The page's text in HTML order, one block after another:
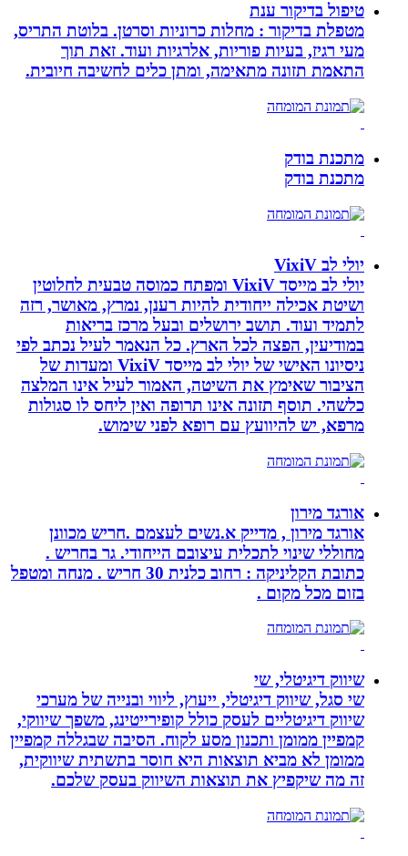
טיפול בדיקור ענת
מטפלת בדיקור : מחלות כרוניות וסרטן. בלוטת התריס,
מעי רגיז, בעיות פוריות, אלרגיות ועוד. זאת תוך
התאמת תזונה מתאימה, ומתן כלים לחשיבה חיובית.
מתכנת בודק
מתכנת בודק
יולי לב VixiV
יולי לב מייסד VixiV ומפתח כמוסה טבעית לחלוטין
ושיטת אכילה ייחודית להיות רענן, נמרץ, מאושר, רזה
לתמיד ועוד. תושב ירושלים ובעל מרכז בריאות
במודיעין, הפצה לכל הארץ. כל הנאמר לעיל נכתב לפי
ניסיונו האישי של יולי לב מייסד VixiV ומעדות של
הציבור שאימץ את השיטה, האמור לעיל אינו המלצה
כלשהי. תוסף תזונה אינו תרופה ואין ליחס לו סגולות
מרפא, יש להיוועץ עם רופא לפני שימוש.
אורגד מירון
אורגד מירון , מדייק א.נשים לעצמם .חריש מכוונן
מחוללי שינוי לתכלית עיצובם הייחודי. גר בחריש .
כתובת הקליניקה : רחוב כלנית 30 חריש . מנחה ומטפל
בזום מכל מקום .
שיווק דיגיטלי, שי
שי סגל, שיווק דיגיטלי, ייעוץ, ליווי ובנייה של מערכי
שיווק דיגיטליים לעסק כולל קופירייטינג, משפך שיווקי,
קמפיין ממומן ותכנון מסע לקוח. הסיבה שבגללה קמפיין
ממומן לא מביא תוצאות היא חוסר בתשתית שיווקית,
זה מה שיקפיץ את תוצאות השיווק בעסק שלכם.